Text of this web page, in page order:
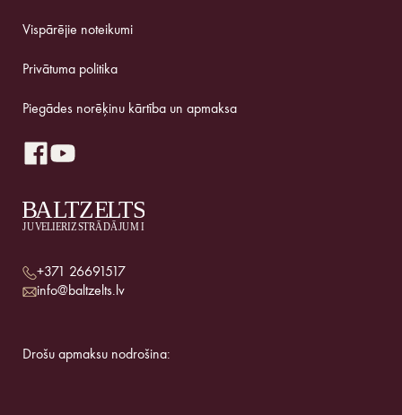
Vispārējie noteikumi
Privātuma politika
Piegādes norēķinu kārtība un apmaksa
+371 26691517
info@baltzelts.lv
Drošu apmaksu nodrošina: